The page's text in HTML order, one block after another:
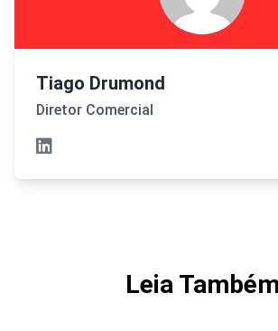
Tiago Drumond
Diretor Comercial
Leia Também